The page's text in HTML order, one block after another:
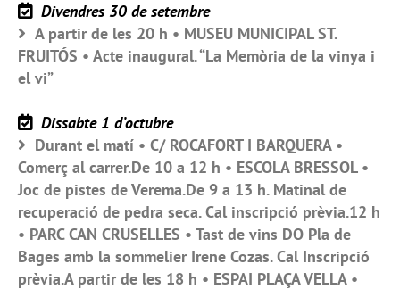
Divendres 30 de setembre
A partir de les 20 h • MUSEU MUNICIPAL ST.
FRUITÓS • Acte inaugural. “La Memòria de la vinya i
el vi”
Dissabte 1 d’octubre
Durant el matí • C/ ROCAFORT I BARQUERA •
Comerç al carrer.De 10 a 12 h • ESCOLA BRESSOL •
Joc de pistes de Verema.De 9 a 13 h. Matinal de
recuperació de pedra seca. Cal inscripció prèvia.12 h
• PARC CAN CRUSELLES • Tast de vins DO Pla de
Bages amb la sommelier Irene Cozas. Cal Inscripció
prèvia.A partir de les 18 h • ESPAI PLAÇA VELLA •